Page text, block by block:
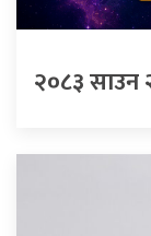
२०८३ साउन